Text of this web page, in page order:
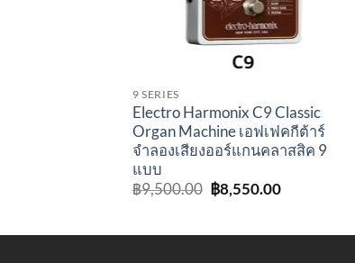
9 SERIES
Electro Harmonix C9 Classic
Organ Machine เอฟเฟคกีต้าร์
จำลองเสียงออร์แกนคลาสสิค 9
แบบ
฿9,500.00 Original
price
฿9,500.00.
฿8,550.00Current
฿8,550.00.